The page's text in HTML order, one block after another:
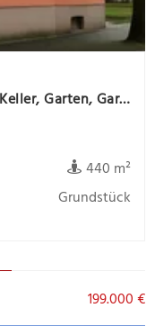
Kurbad-Villa mit Kamin, Terrasse, Keller, Garten, Garage und Gartenhaus
440 m²
Grundstück
199.000 €